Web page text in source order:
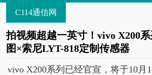
C114通信网
拍视频超越一英寸！vivo X200
图×索尼LYT-818定制传感器
vivo X200系列已经官宣，将于10月